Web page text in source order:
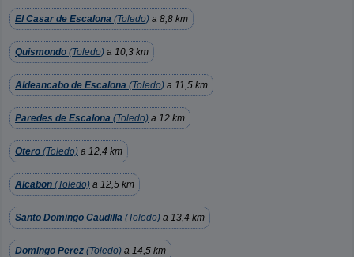
El Casar de Escalona (Toledo) a 8,8 km
Quismondo (Toledo) a 10,3 km
Aldeancabo de Escalona (Toledo) a 11,5 km
Paredes de Escalona (Toledo) a 12 km
Otero (Toledo) a 12,4 km
Alcabon (Toledo) a 12,5 km
Santo Domingo Caudilla (Toledo) a 13,4 km
Domingo Perez (Toledo) a 14,5 km